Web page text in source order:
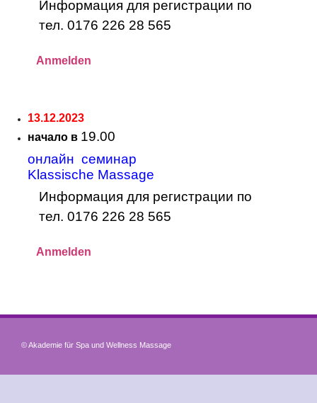
Информация для регистрации по
тел. 0176 226 28 565
Anmelden
13.12.2023
начало в 19.00
онлайн семинар
Klassische Massage
Информация для регистрации по
тел. 0176 226 28 565
Anmelden
© Akademie für Spa und Wellness Massage